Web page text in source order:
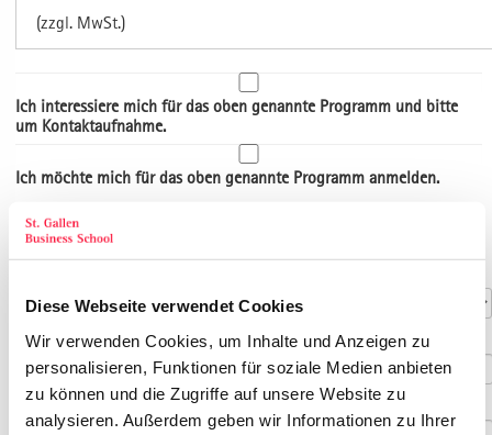
Diese Webseite verwendet Cookies
Wir verwenden Cookies, um Inhalte und Anzeigen zu
personalisieren, Funktionen für soziale Medien anbieten
zu können und die Zugriffe auf unsere Website zu
analysieren. Außerdem geben wir Informationen zu Ihrer
(zzgl. MwSt.)
Ich interessiere mich für das oben genannte Programm und bitte
um Kontaktaufnahme.
Ich möchte mich für das oben genannte Programm anmelden.
Art der Adresse
Kontaktdaten
Titel
Vorname*